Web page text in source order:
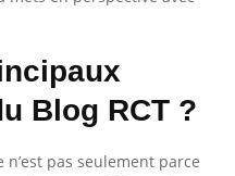
Blog RCT ?
pas seulement parce